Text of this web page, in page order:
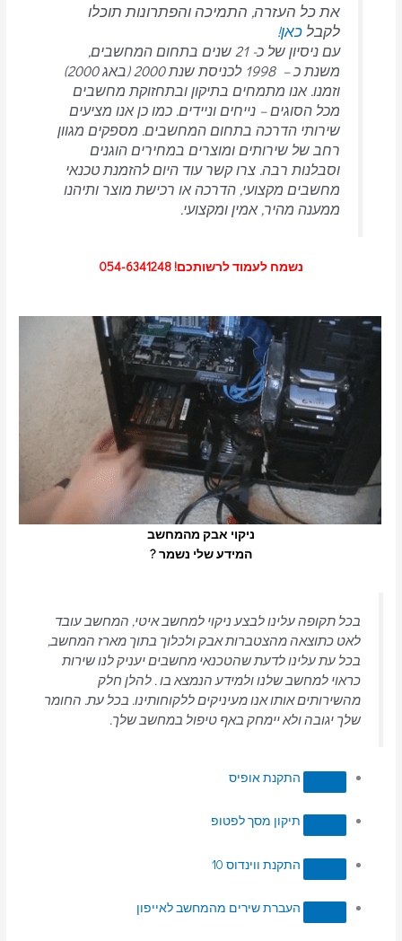
את כל העזרה, התמיכה והפתרונות תוכלו
לקבל כאן!
עם ניסיון של כ- 21 שנים בתחום המחשבים,
משנת כ – 1998 לכניסת שנת 2000 (באג 2000)
וזמנו. אנו מתמחים בתיקון ובתחזוקת מחשבים
מכל הסוגים – נייחים וניידים. כמו כן אנו מציעים
שירותי הדרכה בתחום המחשבים. מספקים מגוון
רחב של שירותים ומוצרים במחירים הוגנים
וסבלנות רבה. צרו קשר עוד היום להזמנת טכנאי
מחשבים מקצועי, הדרכה או רכישת מוצר ותיהנו
ממענה מהיר, אמין ומקצועי.
נשמח לעמוד לרשותכם! 054-6341248
ניקוי אבק מהמחשב
המידע שלי נשמר ?
בכל תקופה עלינו לבצע ניקוי למחשב איטי, המחשב עובד
לאט כתוצאה מהצטברות אבק ולכלוך בתוך מארז המחשב,
בכל עת עלינו לדעת שהטכנאי מחשבים יעניק לנו שירות
כראוי למחשב שלנו ולמידע הנמצא בו . להלן חלק
מהשירותים אותו אנו מעיניקים ללקוחותינו. בכל עת. החומר
שלך יגובה ולא יימחק באף טיפול במחשב שלך.
התקנת אופיס
תיקון מסך לפטופ
התקנת ווינדוס 10
העברת שירים מהמחשב לאייפון